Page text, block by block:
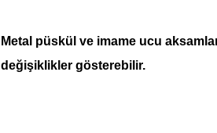
Metal püskül ve imame ucu
değişiklikler gösterebilir.